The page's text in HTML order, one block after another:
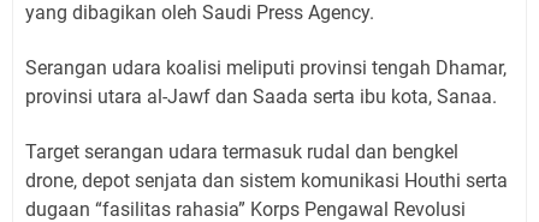
yang dibagikan oleh Saudi Press Agency.
Serangan udara koalisi meliputi provinsi tengah Dhamar,
provinsi utara al-Jawf dan Saada serta ibu kota, Sanaa.
Target serangan udara termasuk rudal dan bengkel
drone, depot senjata dan sistem komunikasi Houthi serta
dugaan “fasilitas rahasia” Korps Pengawal Revolusi